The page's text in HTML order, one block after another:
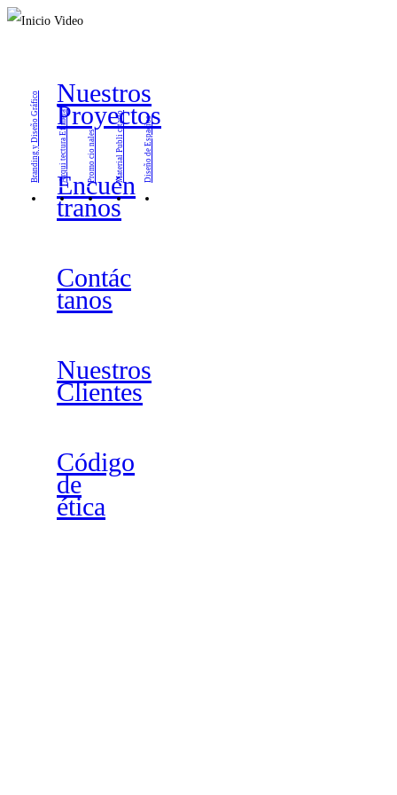
Branding y Diseño Gráfico Arqui tectura Efímera Promo cio nales Material Publi citario Diseño de Espacios
Nuestros
Proyectos
Encuén
tranos
Contác
tanos
Nuestros
Clientes
Código
de
ética